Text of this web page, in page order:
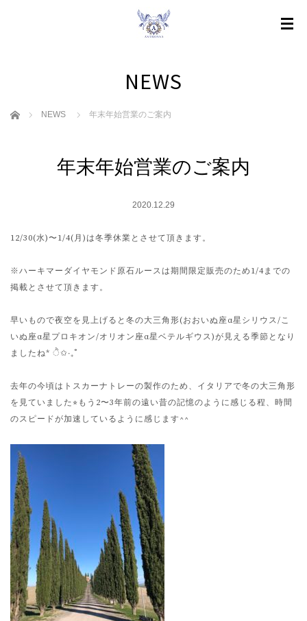
NEWS
ホーム NEWS 年末年始営業のご案内
年末年始営業のご案内
2020.12.29
12/30(水)〜1/4(月)は冬季休業とさせて頂きます。
※ハーキマーダイヤモンド原石ルースは期間限定販売のため1/4までの
掲載とさせて頂きます。
早いもので夜空を見上げると冬の大三角形(おおいぬ座α星シリウス/こ
いぬ座α星プロキオン/オリオン座α星ベテルギウス)が見える季節となり
ましたね* ੈ✩‧₊˚
去年の今頃はトスカーナトレーの製作のため、イタリアで冬の大三角形
を見ていました⭐︎もう2〜3年前の遠い昔の記憶のように感じる程、時間
のスピードが加速しているように感じます^^